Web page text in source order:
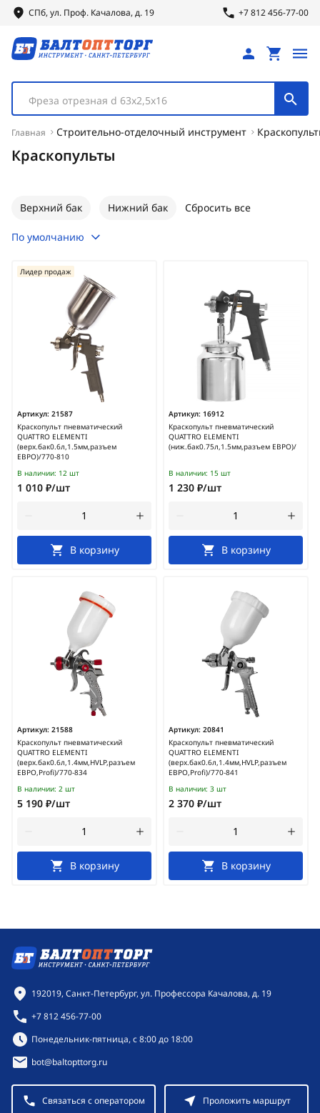
СПб, ул. Проф. Качалова, д. 19 +7 812 456-77-00
Фреза отрезная d 63х2,5х16
Главная Строительно-отделочный инструмент
Краскопульты
Верхний бак Нижний бак Сбросить все
По умолчанию
Артикул: 21587
Краскопульт пневматический
QUATTRO ELEMENTI
(верх.бак0.6л,1.5мм,разъем
ЕВРО)/770-810
Лидер продаж
В наличии: 12 шт
1 010 ₽/шт
В корзину
Артикул: 16912
Краскопульт пневматический
QUATTRO ELEMENTI
(ниж.бак0.75л,1.5мм,разъем ЕВРО)/
В наличии: 15 шт
1 230 ₽/шт
В корзину
Артикул: 21588
Краскопульт пневматический
QUATTRO ELEMENTI
(верх.бак0.6л,1.4мм,HVLP,разъем
ЕВРО,Profi)/770-834
В наличии: 2 шт
5 190 ₽/шт
В корзину
Артикул: 20841
Краскопульт пневматический
QUATTRO ELEMENTI
(верх.бак0.6л,1.4мм,HVLP,разъем
ЕВРО,Profi)/770-841
В наличии: 3 шт
2 370 ₽/шт
В корзину
Контактная информация
192019, Санкт-Петербург, ул. Профессора Качалова, д. 19
+7 812 456-77-00
Режим работы:
Понедельник-пятница, с 8:00 до 18:00
bot@baltopttorg.ru
Связаться с оператором Проложить маршрут